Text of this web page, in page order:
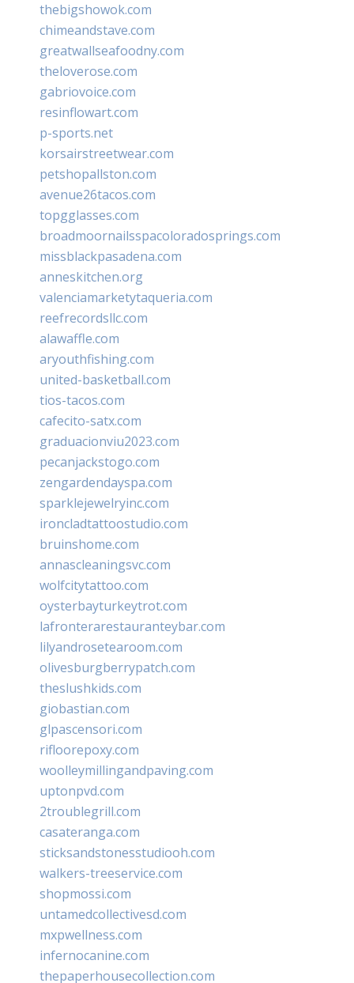
thebigshowok.com
chimeandstave.com
greatwallseafoodny.com
theloverose.com
gabriovoice.com
resinflowart.com
p-sports.net
korsairstreetwear.com
petshopallston.com
avenue26tacos.com
topgglasses.com
broadmoornailsspacoloradosprings.com
missblackpasadena.com
anneskitchen.org
valenciamarketytaqueria.com
reefrecordsllc.com
alawaffle.com
aryouthfishing.com
united-basketball.com
tios-tacos.com
cafecito-satx.com
graduacionviu2023.com
pecanjackstogo.com
zengardendayspa.com
sparklejewelryinc.com
ironcladtattoostudio.com
bruinshome.com
annascleaningsvc.com
wolfcitytattoo.com
oysterbayturkeytrot.com
lafronterarestauranteybar.com
lilyandrosetearoom.com
olivesburgberrypatch.com
theslushkids.com
giobastian.com
glpascensori.com
rifloorepoxy.com
woolleymillingandpaving.com
uptonpvd.com
2troublegrill.com
casateranga.com
sticksandstonesstudiooh.com
walkers-treeservice.com
shopmossi.com
untamedcollectivesd.com
mxpwellness.com
infernocanine.com
thepaperhousecollection.com